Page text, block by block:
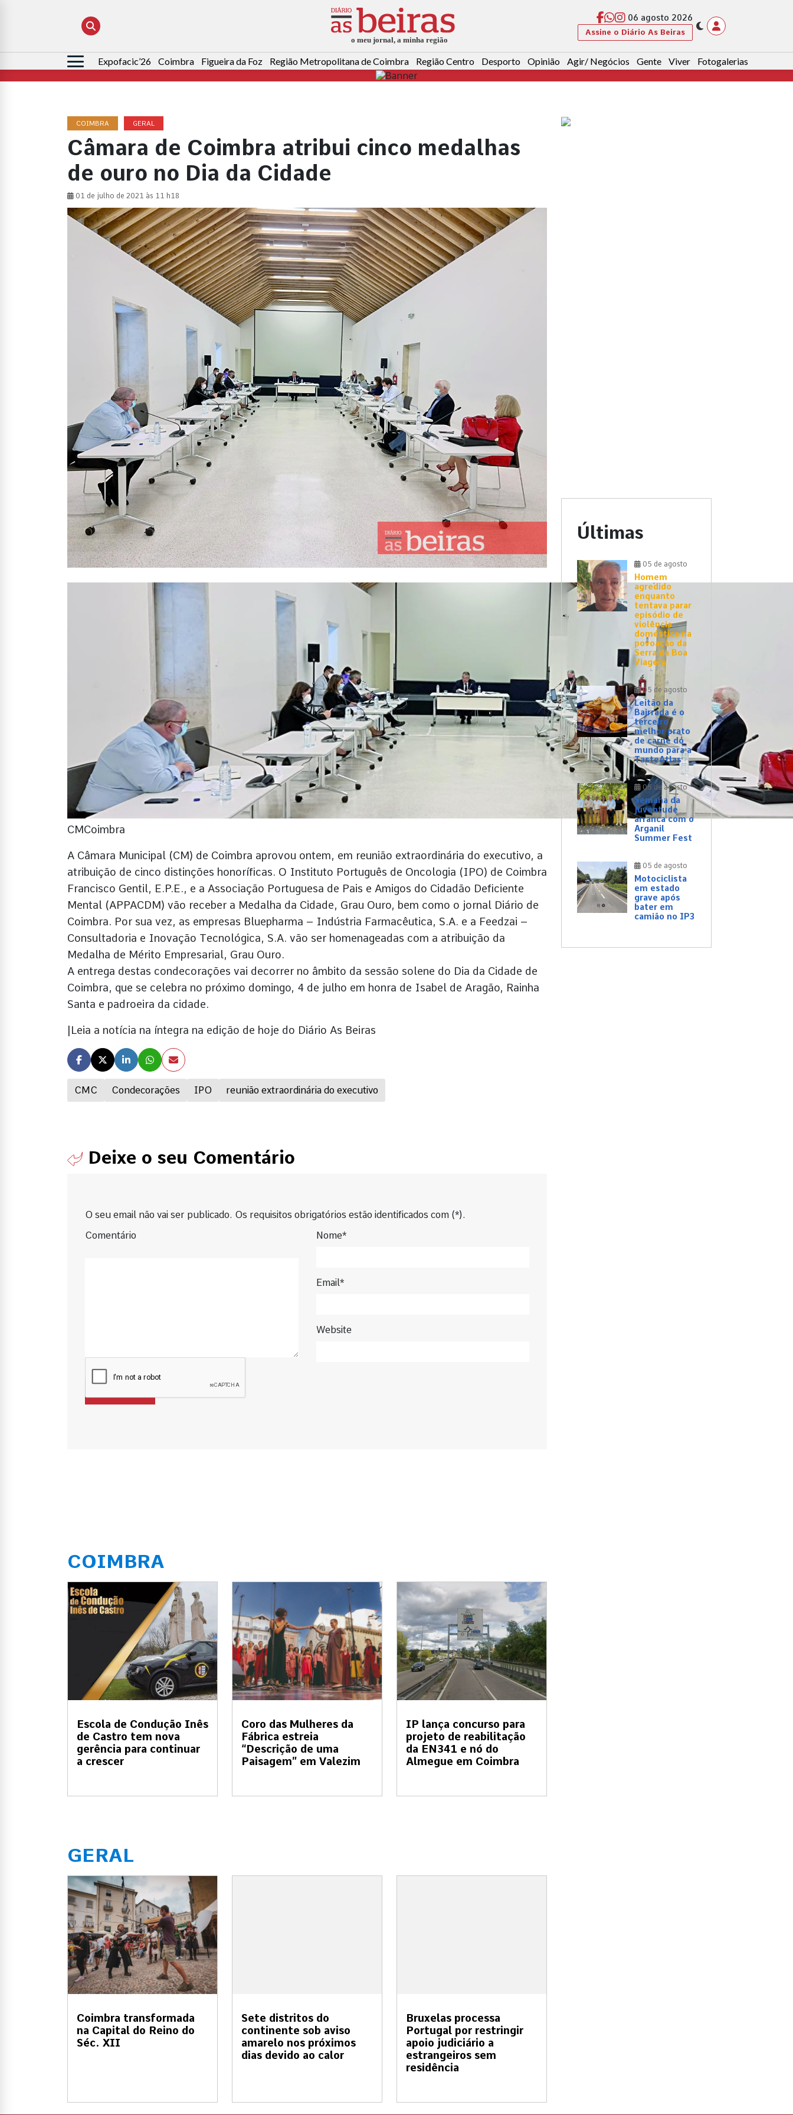
06 agosto 2026
Assine o Diário As Beiras
Pesquisar
por:
Expofacic’26 Coimbra Figueira da Foz Região Metropolitana de Coimbra Região Centro Desporto Opinião Agir/ Negócios Gente Viver Fotogalerias
COIMBRA GERAL
Câmara de Coimbra atribui cinco medalhas
de ouro no Dia da Cidade
01 de julho de 2021 às 11 h18
CMC Condecorações IPO reunião extraordinária do executivo
CMCoimbra
A Câmara Municipal (CM) de Coimbra aprovou ontem, em reunião extraordinária do executivo, a
atribuição de cinco distinções honoríficas. O Instituto Português de Oncologia (IPO) de Coimbra
Francisco Gentil, E.P.E., e a Associação Portuguesa de Pais e Amigos do Cidadão Deficiente
Mental (APPACDM) vão receber a Medalha da Cidade, Grau Ouro, bem como o jornal Diário de
Coimbra. Por sua vez, as empresas Bluepharma – Indústria Farmacêutica, S.A. e a Feedzai –
Consultadoria e Inovação Tecnológica, S.A. vão ser homenageadas com a atribuição da
Medalha de Mérito Empresarial, Grau Ouro.
A entrega destas condecorações vai decorrer no âmbito da sessão solene do Dia da Cidade de
Coimbra, que se celebra no próximo domingo, 4 de julho em honra de Isabel de Aragão, Rainha
Santa e padroeira da cidade.
|Leia a notícia na íntegra na edição de hoje do Diário As Beiras
Deixe o seu Comentário
O seu email não vai ser publicado. Os requisitos obrigatórios estão identificados com (*).
Comentário
Nome*
Email*
Website
Últimas
05 de agosto
Homem
agredido
enquanto
tentava parar
episódio de
violência
doméstica na
povoação da
Serra da Boa
Viagem
05 de agosto
Leitão da
Bairrada é o
terceiro
melhor prato
de carne do
mundo para a
TasteAtlas
05 de agosto
Semana da
Juventude
arranca com o
Arganil
Summer Fest
05 de agosto
Motociclista
em estado
grave após
bater em
camião no IP3
COIMBRA
Escola de Condução Inês
de Castro tem nova
gerência para continuar
a crescer
Coro das Mulheres da
Fábrica estreia
“Descrição de uma
Paisagem” em Valezim
IP lança concurso para
projeto de reabilitação
da EN341 e nó do
Almegue em Coimbra
GERAL
Coimbra transformada
na Capital do Reino do
Séc. XII
Sete distritos do
continente sob aviso
amarelo nos próximos
dias devido ao calor
Bruxelas processa
Portugal por restringir
apoio judiciário a
estrangeiros sem
residência